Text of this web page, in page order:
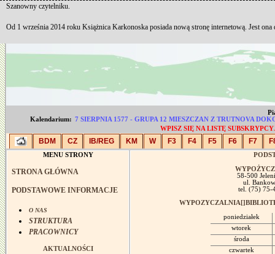
Kalendarium: 7 SIERPNIA 1577 - GRUPA 12 MIESZCZAN Z TRUTNOVA
WPISZ SIĘ NA LISTĘ
BDM CZ IB/REG KM W F3 F4 F5 F6 F7
MENU STRONY
STRONA GŁÓWNA
PODSTAWOWE INFORMACJE
O NAS
STRUKTURA
PRACOWNICY
AKTUALNOŚCI
58-500
ul.
tel. (75) 75-
poniedziałek
wtorek
środa
czwartek
Szanowny czytelniku.
Od 1 września 2014 roku Książnica Karkonoska posiada nową stronę internetową. Jest ona